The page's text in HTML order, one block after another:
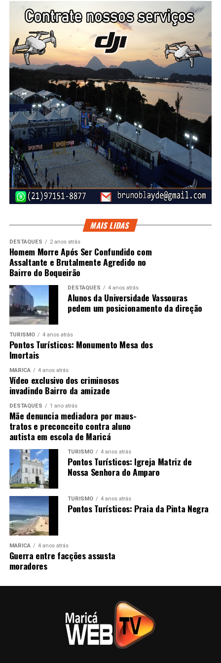
MAIS LIDAS
DESTAQUES 2 anos atrás
Homem Morre Após Ser Confundido com
Assaltante e Brutalmente Agredido no
Bairro do Boqueirão
DESTAQUES 4 anos atrás
Alunos da Universidade Vassouras
pedem um posicionamento da direção
TURISMO 4 anos atrás
Pontos Turísticos: Monumento Mesa dos
Imortais
MARICÁ 4 anos atrás
Vídeo exclusivo dos criminosos
invadindo Bairro da amizade
DESTAQUES 1 ano atrás
Mãe denuncia mediadora por maus-
tratos e preconceito contra aluno
autista em escola de Maricá
TURISMO 4 anos atrás
Pontos Turísticos: Igreja Matriz de
Nossa Senhora do Amparo
TURISMO 4 anos atrás
Pontos Turísticos: Praia da Pinta Negra
MARICÁ 4 anos atrás
Guerra entre facções assusta
moradores